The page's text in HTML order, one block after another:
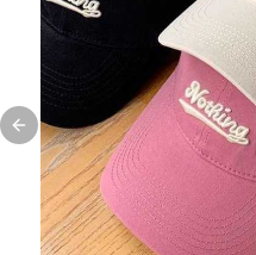
Previous slide